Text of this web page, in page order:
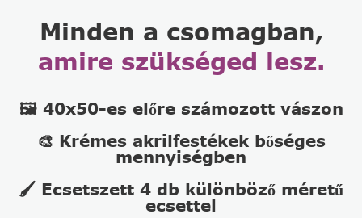
Minden a csomagban,
amire szükséged lesz.
🖼️ 40x50-es előre számozott vászon
🎨 Krémes akrilfestékek bőséges
mennyiségben
🖌️ Ecsetszett 4 db különböző méretű
ecsettel